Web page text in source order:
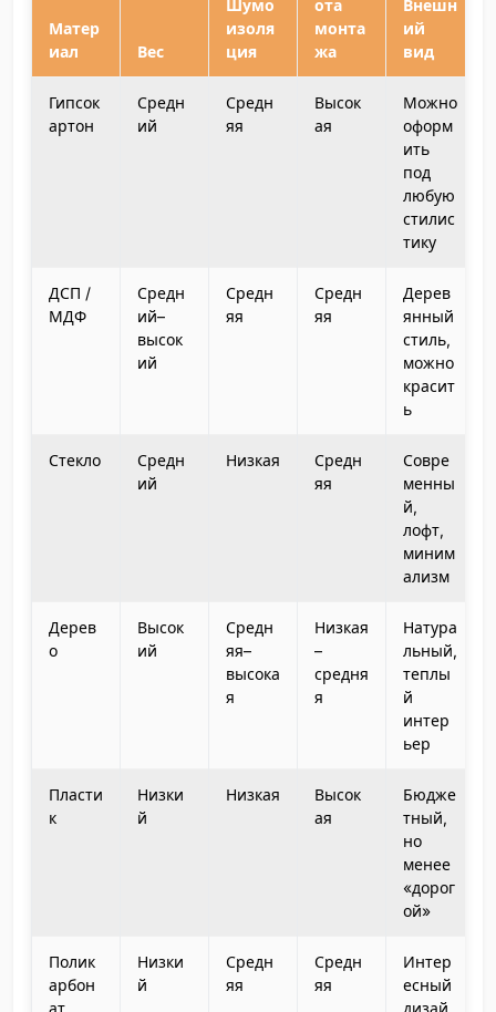
Матер
иал
Вес
Шумо
изоля
ция
ота
монта
жа
Внешн
ий
вид
Гипсок
артон
Средн
ий
Средн
яя
Высок
ая
Можно
оформ
ить
под
любую
стилис
тику
ДСП /
МДФ
Средн
ий–
высок
ий
Средн
яя
Средн
яя
Дерев
янный
стиль,
можно
красит
ь
Стекло
Средн
ий
Низкая
Средн
яя
Совре
менны
й,
лофт,
миним
ализм
Дерев
о
Высок
ий
Средн
яя–
высока
я
Низкая
–
средня
я
Натура
льный,
теплы
й
интер
ьер
Пласти
к
Низки
й
Низкая
Высок
ая
Бюдже
тный,
но
менее
«дорог
ой»
Полик
арбон
ат
Низки
й
Средн
яя
Средн
яя
Интер
есный
дизай